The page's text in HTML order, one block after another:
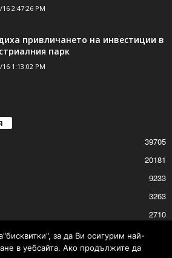
2:47:26 PM
привличането на инвестиции в
парк
1:13:02 PM
39705
20181
9233
3263
2710
за да Ви осигурим най-
в уебсайта. Ако продължите да